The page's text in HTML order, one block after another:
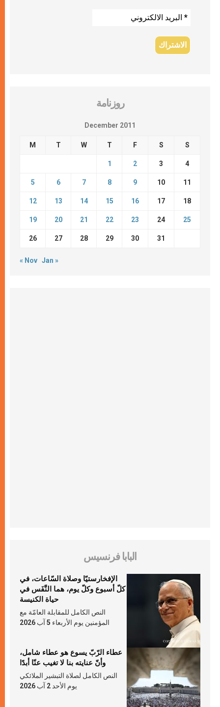
روزنامة
December 2011
M T W T F S S
1 2 3 4
5 6 7 8 9 10 11
12 13 14 15 16 17 18
19 20 21 22 23 24 25
26 27 28 29 30 31
« Nov Jan »
البابا فرنسيس
الإفخارستيّا وصلاة السّاعات، في
كلّ أسبوع وكلّ يوم، هما النَّفَس في
حياة الكنيسة
النص الكامل للمقابلة العامّة مع
المؤمنين يوم الأربعاء 5 آب 2026
عطاء الرّبّ يسوع هو عطاء شامل،
وأنّ عنايته بنا لا تغيب عنّا أبدًا
النص الكامل لصلاة التبشير الملائكي
يوم الأحد 2 آب 2026